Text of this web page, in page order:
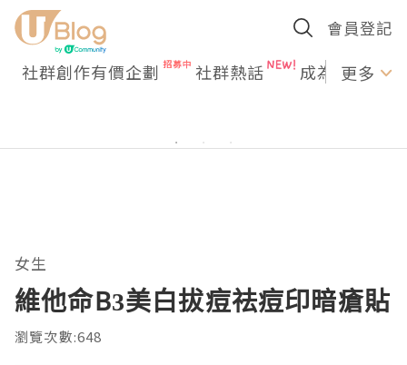
會員登記
社群創作有價企劃 社群熱話 成為U更多
女生
維他命B3美白拔痘祛痘印暗瘡貼
瀏覽次數:648